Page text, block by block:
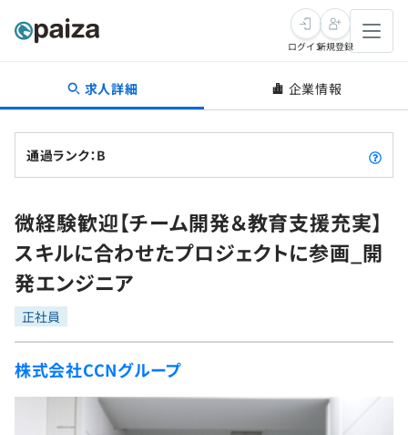
転職・キャリア
転職成功ガイド
転職エージェント
インタビュー
転職成功ガイド
新卒就活
求人検索
本選考
インターン
新卒エージェント
イベント・セミナー
学習
問題集
4択課題
プログラミング言語
ゲーム・マンガ
Tech Team Journal
paizaとは？
ログイン新規登録
求人詳細 企業情報
通過ランク：B
微経験歓迎【チーム開発＆教育支援充実】
スキルに合わせたプロジェクトに参画_開
発エンジニア
正社員
株式会社CCNグループ